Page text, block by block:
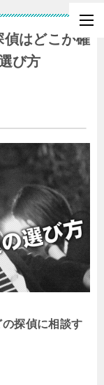
偵はどこが確
び方
探偵に相談す